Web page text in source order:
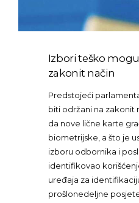
Izbori teško
zakonit način
Predstojeći
biti održani na zakonit
da nove lične karte
biometrijske, a što je
izboru odbornika i
identifikovao
uređaja za
prošlonedeljne